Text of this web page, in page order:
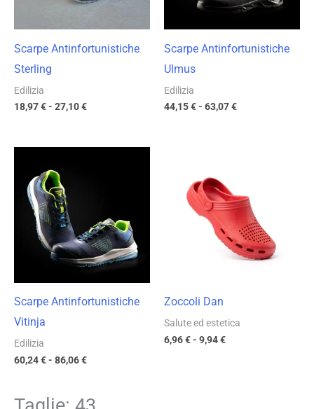
Scarpe Antinfortunistiche
Sterling
Edilizia
18,97€- 27,10€
Scarpe Antinfortunistiche
Ulmus
Edilizia
44,15€- 63,07€
Scarpe Antinfortunistiche
Vitinja
Edilizia
60,24€- 86,06€
86,06 €
Zoccoli Dan
Salute ed estetica
6,96€- 9,94€
da
6,96 €
9,94 €